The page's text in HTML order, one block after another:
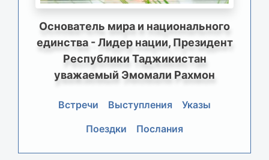
Основатель мира и национального
единства - Лидер нации, Президент
Республики Таджикистан
уважаемый Эмомали Рахмон
Встречи Выступления
Указы
Поездки
Послания